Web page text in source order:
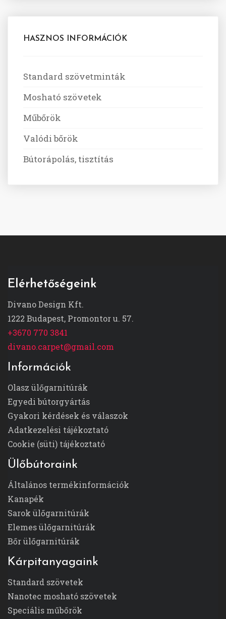
HASZNOS INFORMÁCIÓK
Standard szövetminták
Mosható szövetek
Műbőrök
Valódi bőrök
Bútorápolás, tisztítás
Elérhetőségeink
Divano Design Kft.
1222 Budapest, Promontor u. 57.
+3670 770 3841
divano.carpet@gmail.com
Információk
Olasz ülőgarnitúrák
Egyedi bútorgyártás
Gyakori kérdések és válaszok
Adatkezelési tájékoztató
Cookie (süti) tájékoztató
Ülőbútoraink
Általános termékinformációk
Kanapék
Sarok ülőgarnitúrák
Elemes ülőgarnitúrák
Bőr ülőgarnitúrák
Kárpitanyagaink
Standard szövetek
Nanotec mosható szövetek
Speciális műbőrök